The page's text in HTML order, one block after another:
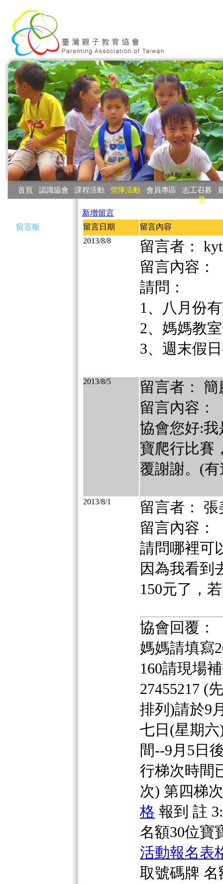
首頁 認識協會 課程活動 營隊活動 會員專區 志工召募
務
留言板
新增留言
留言日期
留言內容
2013/8/8
留言者： kyt
留言內容：
請問：
1、八月份
2、媽媽教
3、週末假
2013/8/5
留言者： 簡
留言內容：
協會您好:我
寶爬行比賽
覆謝謝。(
2013/8/1
留言者： 張
留言內容：
請問哪裡可
因為我看到
150元了，
協會回覆：
媽媽請填寫
160請現場
27455217 (
排列)請於9
七日(星期
間--9月5日
行梯次時間
次) 第四梯
格 報到 註
名額30位寶
活動報名表
取號碼牌 名